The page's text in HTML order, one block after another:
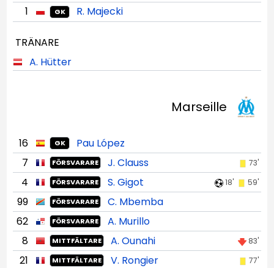
1
GK R. Majecki
TRÄNARE
A. Hütter
Marseille
16 GK
Pau López
7
FÖRSVARARE J. Clauss 73'
4 FÖRSVARARE S. Gigot 18' 59'
99 FÖRSVARARE
C. Mbemba
62
FÖRSVARARE
A. Murillo
8
MITTFÄLTARE A. Ounahi 83'
21 MITTFÄLTARE V. Rongier 77'